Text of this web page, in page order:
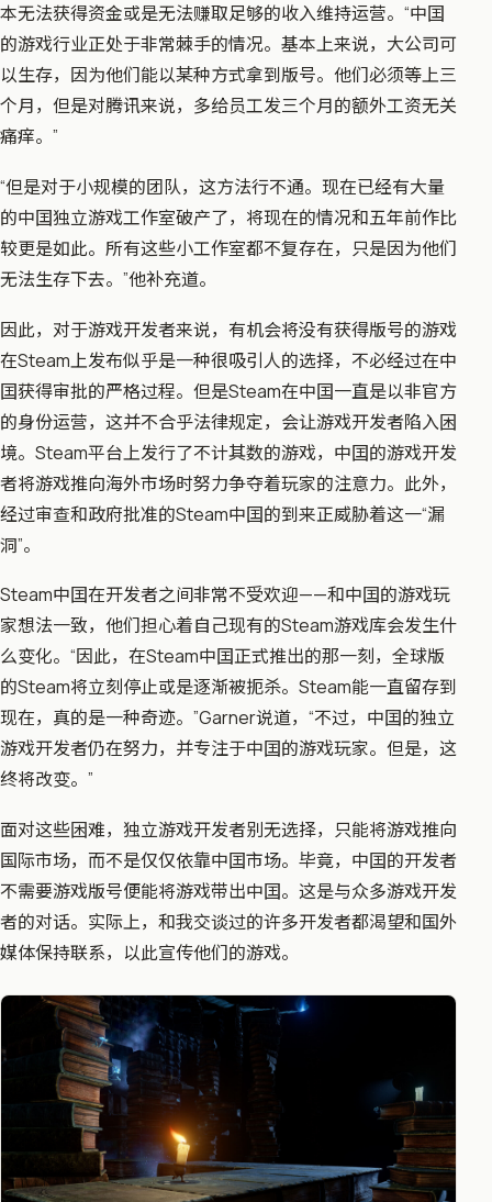
本无法获得资金或是无法赚取足够的收入维持运营。“中囯
的游戏行业正处于非常棘手的情况。基本上来说，大公司可
以生存，因为他们能以某种方式拿到版号。他们必须等上三
个月，但是对腾讯来说，多给员工发三个月的额外工资无关
痛痒。”
“但是对于小规模的团队，这方法行不通。现在已经有大量
的中囯独立游戏工作室破产了，将现在的情况和五年前作比
较更是如此。所有这些小工作室都不复存在，只是因为他们
无法生存下去。”他补充道。
因此，对于游戏开发者来说，有机会将没有获得版号的游戏
在Steam上发布似乎是一种很吸引人的选择，不必经过在中
囯获得审批的严格过程。但是Steam在中囯一直是以非官方
的身份运营，这并不合乎法律规定，会让游戏开发者陷入困
境。Steam平台上发行了不计其数的游戏，中囯的游戏开发
者将游戏推向海外市场时努力争夺着玩家的注意力。此外，
经过审查和政府批准的Steam中囯的到来正威胁着这一“漏
洞”。
Steam中囯在开发者之间非常不受欢迎——和中囯的游戏玩
家想法一致，他们担心着自己现有的Steam游戏库会发生什
么变化。“因此，在Steam中囯正式推出的那一刻，全球版
的Steam将立刻停止或是逐渐被扼杀。Steam能一直留存到
现在，真的是一种奇迹。”Garner说道，“不过，中囯的独立
游戏开发者仍在努力，并专注于中囯的游戏玩家。但是，这
终将改变。”
面对这些困难，独立游戏开发者别无选择，只能将游戏推向
国际市场，而不是仅仅依靠中囯市场。毕竟，中囯的开发者
不需要游戏版号便能将游戏带出中囯。这是与众多游戏开发
者的对话。实际上，和我交谈过的许多开发者都渴望和国外
媒体保持联系，以此宣传他们的游戏。